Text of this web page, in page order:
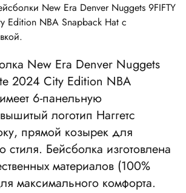
New Era Denver Nuggets 9FIFTY
Edition NBA Snapback Hat с
New Era Denver Nuggets
2024 City Edition NBA
имеет 6-панельную
логотип Наггетс
прямой козырек для
стиля. Бейсболка изготовлена
материалов (100%
максимального комфорта.